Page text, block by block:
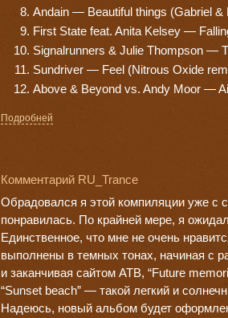
Andain — Beautiful things (Gabriel &
First State feat. Anita Kelsey —
Signalrunners & Julie Thompson —
Sundriver — Feel (Nitrous Oxide
Above & Beyond vs. Andy Moor —
Подробней
Комментарий RU_Trance
Обрадовался я этой компиляции уже с
понравилась. По крайней мере, я
Единственное, что мне не очень
выполнены в темных тонах, начиная с
и заканчивая сайтом АТВ, “Future
“Sunset beach” — такой легкий и
Надеюсь, новый альбом будет